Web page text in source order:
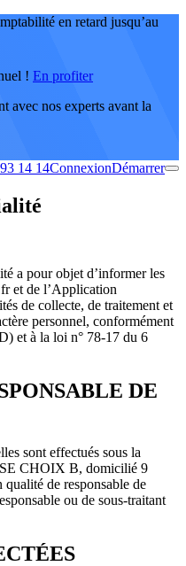
en retard jusqu’au
! En profiter
avec nos experts avant la
14 14ConnexionDémarrer
a pour objet d’informer les
et de l’Application
de collecte, de traitement et
personnel, conformément
et à la loi n° 78-17 du 6
DE
sont effectués sous la
CHOIX B, domicilié 9
de responsable de
ou de sous-traitant